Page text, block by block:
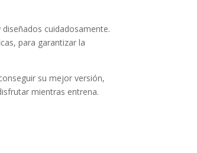
cuidadosamente.
para garantizar la
su mejor versión,
mientras entrena.